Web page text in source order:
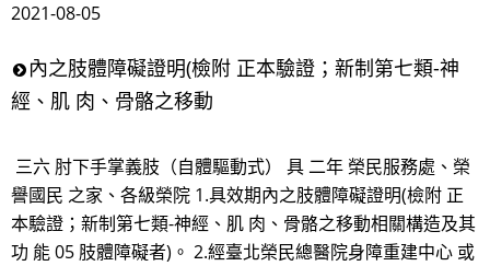
2021-08-05
內之肢體障礙證明(檢附 正本驗證；新制第七類-神
經、肌 肉、骨骼之移動
三六 肘下手掌義肢（自體驅動式） 具 二年 榮民服務處、榮
譽國民 之家、各級榮院 1.具效期內之肢體障礙證明(檢附 正
本驗證；新制第七類-神經、肌 肉、骨骼之移動相關構造及其
功 能 05 肢體障礙者)。 2.經臺北榮民總醫院身障重建中心 或